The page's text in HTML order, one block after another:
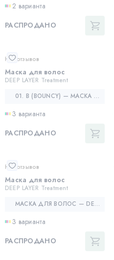
2 варианта
РАСПРОДАНО
Нет отзывов
Маска для волос
DEEP LAYER Treatment
01. B (BOUNCY) — МАСКА ДЛЯ ОБЪЕМА И СИЛЫ ВОЛОС
3 варианта
РАСПРОДАНО
Нет отзывов
Маска для волос
DEEP LAYER Treatment
МАСКА ДЛЯ ВОЛОС — DEEP LAYER TREATMENT
3 варианта
РАСПРОДАНО